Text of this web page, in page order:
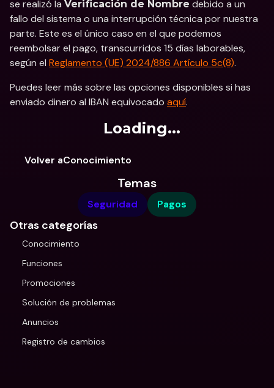
se realizó la Verificación de Nombre debido a un
fallo del sistema o una interrupción técnica por nuestra
parte. Este es el único caso en el que podemos
reembolsar el pago, transcurridos 15 días laborables,
según el Reglamento (UE) 2024/886 Artículo 5c(8).
Puedes leer más sobre las opciones disponibles si has
enviado dinero al IBAN equivocado aquí.
Loading...
Volver aConocimiento
Temas
Seguridad Pagos
Otras categorías
Conocimiento
Funciones
Promociones
Solución de problemas
Anuncios
Registro de cambios